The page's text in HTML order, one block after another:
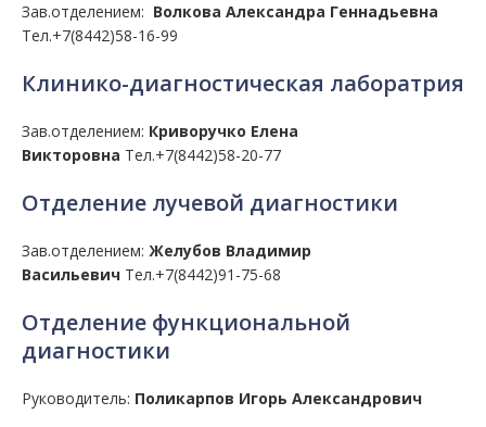
Зав.отделением: Волкова Александра Геннадьевна
Тел.+7(8442)58-16-99
Клинико-диагностическая лаборатрия
Зав.отделением: Криворучко Елена
Викторовна Тел.+7(8442)58-20-77
Отделение лучевой диагностики
Зав.отделением: Желубов Владимир
Васильевич Тел.+7(8442)91-75-68
Отделение функциональной
диагностики
Руководитель: Поликарпов Игорь Александрович